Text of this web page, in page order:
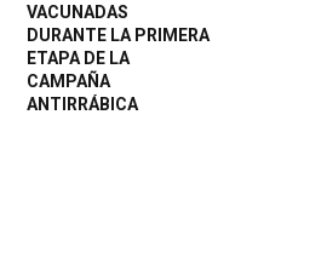
VACUNADAS
DURANTE LA PRIMERA
ETAPA DE LA
CAMPAÑA
ANTIRRÁBICA